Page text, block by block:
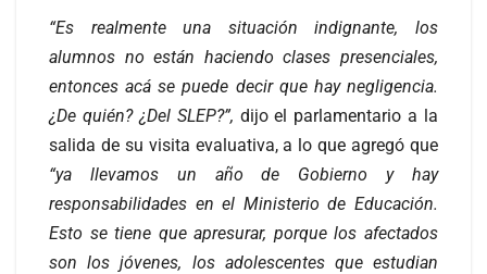
“Es realmente una situación indignante, los
alumnos no están haciendo clases presenciales,
entonces acá se puede decir que hay negligencia.
¿De quién? ¿Del SLEP?”, dijo el parlamentario a la
salida de su visita evaluativa, a lo que agregó que
“ya llevamos un año de Gobierno y hay
responsabilidades en el Ministerio de Educación.
Esto se tiene que apresurar, porque los afectados
son los jóvenes, los adolescentes que estudian